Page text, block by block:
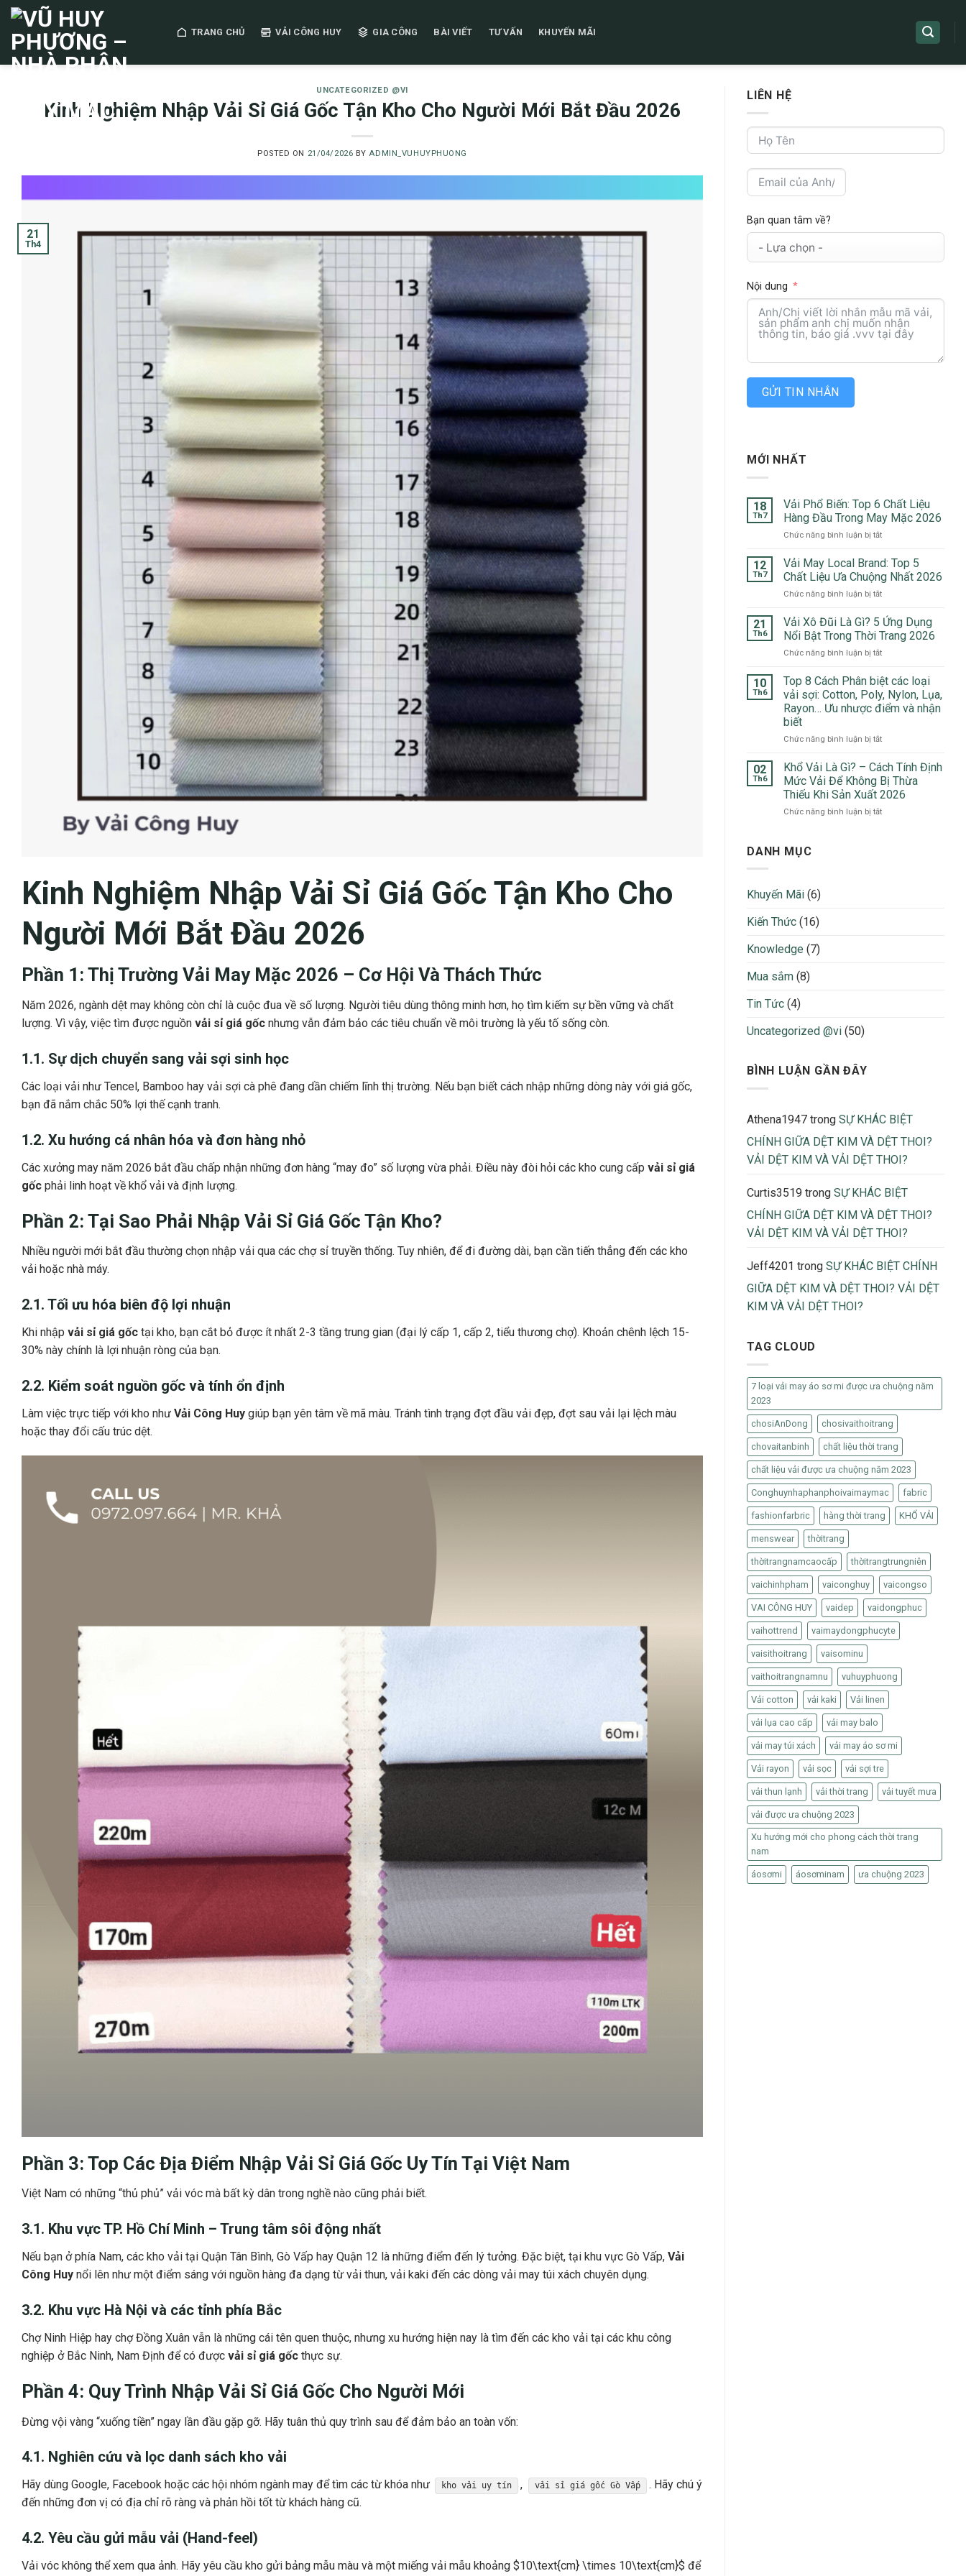
Skip
content
TRANG CHỦ VẢI CÔNG HUY GIA CÔNG BÀI VIẾT TƯ VẤN KHUYẾN MÃI
UNCATEGORIZED @VI
Kinh Nghiệm Nhập Vải Sỉ Giá Gốc Tận Kho Cho Người Mới Bắt Đầu 2026
POSTED ON 21/04/2026 BY ADMIN_VUHUYPHUONG
21
Th4
Kinh Nghiệm Nhập Vải Sỉ Giá Gốc Tận Kho Cho
Người Mới Bắt Đầu 2026
Phần 1: Thị Trường Vải May Mặc 2026 – Cơ Hội Và Thách Thức
Năm 2026, ngành dệt may không còn chỉ là cuộc đua về số lượng. Người tiêu dùng thông minh hơn, họ tìm kiếm sự bền vững và chất
lượng. Vì vậy, việc tìm được nguồn vải sỉ giá gốc nhưng vẫn đảm bảo các tiêu chuẩn về môi trường là yếu tố sống còn.
1.1. Sự dịch chuyển sang vải sợi sinh học
Các loại vải như Tencel, Bamboo hay vải sợi cà phê đang dần chiếm lĩnh thị trường. Nếu bạn biết cách nhập những dòng này với giá gốc,
bạn đã nắm chắc 50% lợi thế cạnh tranh.
1.2. Xu hướng cá nhân hóa và đơn hàng nhỏ
Các xưởng may năm 2026 bắt đầu chấp nhận những đơn hàng “may đo” số lượng vừa phải. Điều này đòi hỏi các kho cung cấp vải sỉ giá
gốc phải linh hoạt về khổ vải và định lượng.
Phần 2: Tại Sao Phải Nhập Vải Sỉ Giá Gốc Tận Kho?
Nhiều người mới bắt đầu thường chọn nhập vải qua các chợ sỉ truyền thống. Tuy nhiên, để đi đường dài, bạn cần tiến thẳng đến các kho
vải hoặc nhà máy.
2.1. Tối ưu hóa biên độ lợi nhuận
Khi nhập vải sỉ giá gốc tại kho, bạn cắt bỏ được ít nhất 2-3 tầng trung gian (đại lý cấp 1, cấp 2, tiểu thương chợ). Khoản chênh lệch 15-
30% này chính là lợi nhuận ròng của bạn.
2.2. Kiểm soát nguồn gốc và tính ổn định
Làm việc trực tiếp với kho như Vải Công Huy giúp bạn yên tâm về mã màu. Tránh tình trạng đợt đầu vải đẹp, đợt sau vải lại lệch màu
hoặc thay đổi cấu trúc dệt.
Phần 3: Top Các Địa Điểm Nhập Vải Sỉ Giá Gốc Uy Tín Tại Việt Nam
Việt Nam có những “thủ phủ” vải vóc mà bất kỳ dân trong nghề nào cũng phải biết.
3.1. Khu vực TP. Hồ Chí Minh – Trung tâm sôi động nhất
Nếu bạn ở phía Nam, các kho vải tại Quận Tân Bình, Gò Vấp hay Quận 12 là những điểm đến lý tưởng. Đặc biệt, tại khu vực Gò Vấp, Vải
Công Huy nổi lên như một điểm sáng với nguồn hàng đa dạng từ vải thun, vải kaki đến các dòng vải may túi xách chuyên dụng.
3.2. Khu vực Hà Nội và các tỉnh phía Bắc
Chợ Ninh Hiệp hay chợ Đồng Xuân vẫn là những cái tên quen thuộc, nhưng xu hướng hiện nay là tìm đến các kho vải tại các khu công
nghiệp ở Bắc Ninh, Nam Định để có được vải sỉ giá gốc thực sự.
Phần 4: Quy Trình Nhập Vải Sỉ Giá Gốc Cho Người Mới
Đừng vội vàng “xuống tiền” ngay lần đầu gặp gỡ. Hãy tuân thủ quy trình sau để đảm bảo an toàn vốn:
4.1. Nghiên cứu và lọc danh sách kho vải
Hãy dùng Google, Facebook hoặc các hội nhóm ngành may để tìm các từ khóa như kho vải uy tín , vải sỉ giá gốc Gò Vấp
. Hãy chú ý
đến những đơn vị có địa chỉ rõ ràng và phản hồi tốt từ khách hàng cũ.
4.2. Yêu cầu gửi mẫu vải (Hand-feel)
Vải vóc không thể xem qua ảnh. Hãy yêu cầu kho gửi bảng mẫu màu và một miếng vải mẫu khoảng $10\text{cm} \times 10\text{cm}$ để
LIÊN HỆ
Bạn quan tâm về?
Nội dung
GỬI TIN NHẮN
MỚI NHẤT
18
Th7
Vải Phổ Biến: Top 6 Chất Liệu
Hàng Đầu Trong May Mặc 2026
Chức năng bình luận bị tắtở
Phổ
Biến:
Top
6
Liệu
Hàng
Trong
Mặc
2026
12
Th7
Vải May Local Brand: Top 5
Chất Liệu Ưa Chuộng Nhất 2026
Chức năng bình luận bị tắtở
May
Local
Brand:
Top
Chất
Liệu
Ưa
Chuộng
2026
21
Th6
Vải Xô Đũi Là Gì? 5 Ứng Dụng
Nổi Bật Trong Thời Trang 2026
Chức năng bình luận bị tắtở
Xô
Đũi
Là
Gì?
Ứng
Nổi
Bật
Trong
Thời
Trang
10
Th6
Top 8 Cách Phân biệt các loại
vải sợi: Cotton, Poly, Nylon, Lụa,
Rayon… Ưu nhược điểm và nhận
biết
Chức năng bình luận bị tắtở
8
Cách
Phân
biệt
các
02
Th6
Khổ Vải Là Gì? – Cách Tính Định
Mức Vải Để Không Bị Thừa
Thiếu Khi Sản Xuất 2026
Chức năng bình luận bị tắtở
DANH MỤC
Khuyến Mãi (6)
Kiến Thức (16)
Knowledge (7)
Mua sắm (8)
Tin Tức (4)
Uncategorized @vi (50)
BÌNH LUẬN GẦN ĐÂY
Athena1947 trong SỰ KHÁC BIỆT
CHÍNH GIỮA DỆT KIM VÀ DỆT THOI?
VẢI DỆT KIM VÀ VẢI DỆT THOI?
Curtis3519 trong SỰ KHÁC BIỆT
CHÍNH GIỮA DỆT KIM VÀ DỆT THOI?
VẢI DỆT KIM VÀ VẢI DỆT THOI?
Jeff4201 trong SỰ KHÁC BIỆT CHÍNH
GIỮA DỆT KIM VÀ DỆT THOI? VẢI DỆT
KIM VÀ VẢI DỆT THOI?
TAG CLOUD
7 loại vải may áo sơ mi được ưa chuộng năm
2023
chosiAnDong chosivaithoitrang
chovaitanbinh chất liệu thời trang
chất liệu vải được ưa chuộng năm 2023
Conghuynhaphanphoivaimaymac fabric
fashionfarbric hàng thời trang KHỔ VẢI
menswear thờitrang
thờitrangnamcaocấp thờitrangtrungniên
vaichinhpham vaiconghuy vaicongso
VAI CÔNG HUY vaidep vaidongphuc
vaihottrend vaimaydongphucyte
vaisithoitrang vaisominu
vaithoitrangnamnu vuhuyphuong
Vải cotton vải kaki Vải linen
vải lụa cao cấp vải may balo
vải may túi xách vải may áo sơ mi
Vải rayon vải sọc vải sợi tre
vải thun lạnh vải thời trang vải tuyết mưa
vải được ưa chuộng 2023
Xu hướng mới cho phong cách thời trang
nam
áosơmi áosơminam ưa chuộng 2023